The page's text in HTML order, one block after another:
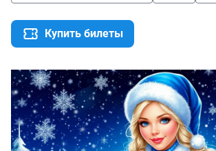
Купить билеты